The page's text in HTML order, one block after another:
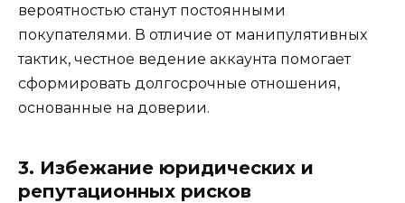
вероятностью станут постоянными
покупателями. В отличие от манипулятивных
тактик, честное ведение аккаунта помогает
сформировать долгосрочные отношения,
основанные на доверии.
3. Избежание юридических и
репутационных рисков